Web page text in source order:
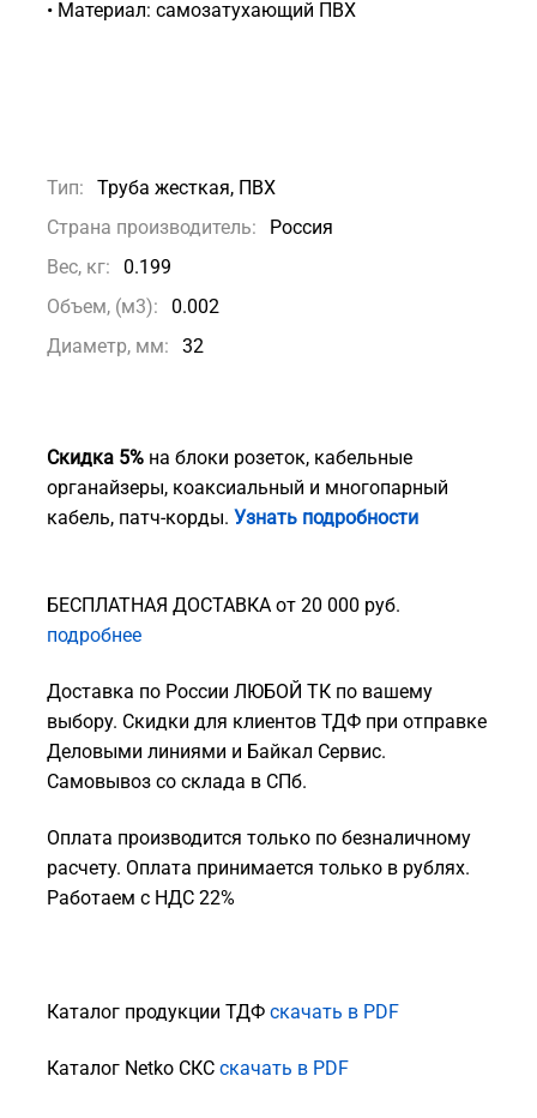
• Материал: самозатухающий ПВХ
Тип:
Труба жесткая, ПВХ
Страна производитель:
Россия
Вес, кг:
0.199
Объем, (м3):
0.002
Диаметр, мм:
32
Скидка 5% на блоки розеток, кабельные
органайзеры, коаксиальный и многопарный
кабель, патч-корды. Узнать подробности
БЕСПЛАТНАЯ ДОСТАВКА от 20 000 руб.
подробнее
Доставка по России ЛЮБОЙ ТК по вашему
выбору. Скидки для клиентов ТДФ при отправке
Деловыми линиями и Байкал Сервис.
Самовывоз со склада в СПб.
Оплата производится только по безналичному
расчету. Оплата принимается только в рублях.
Работаем с НДС 22%
Каталог продукции ТДФ скачать в PDF
Каталог Netko СКС скачать в PDF